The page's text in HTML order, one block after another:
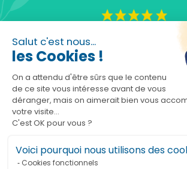
Salut c'est nous...
les Cookies !
On a attendu d'être sûrs que le contenu
de ce site vous intéresse avant de vous
déranger, mais on aimerait bien vous
votre visite...
C'est OK pour vous ?
Voici pourquoi nous utilisons des
Cookies fonctionnels